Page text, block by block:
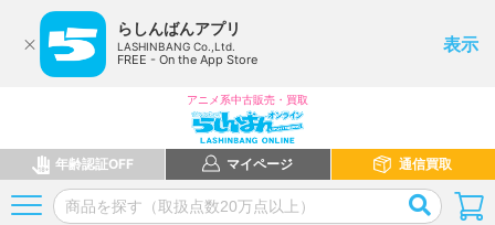
らしんばんアプリ
LASHINBANG Co.,Ltd.
FREE - On the App Store
表示
アニメ系中古販売・買取
年齢認証OFF マイページ 通信買取